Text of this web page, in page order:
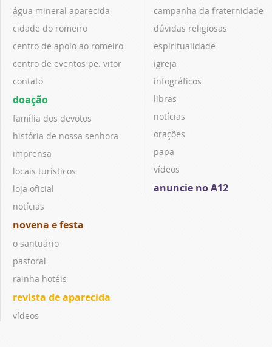
água mineral aparecida
cidade do romeiro
centro de apoio ao romeiro
centro de eventos pe. vitor
contato
doação
família dos devotos
história de nossa senhora
imprensa
locais turísticos
loja oficial
notícias
novena e festa
o santuário
pastoral
rainha hotéis
revista de aparecida
vídeos
campanha da fraternidade
dúvidas religiosas
espiritualidade
igreja
infográficos
libras
notícias
orações
papa
vídeos
anuncie no A12